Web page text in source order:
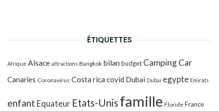
ÉTIQUETTES
Afrique Alsace attractions Bangkok bilanbudget Camping Car
Canaries Coronavirus Costa ricacovid Dubai Dubaï egypte Emirats
enfant Equateur Etats-Unis famille Floride France